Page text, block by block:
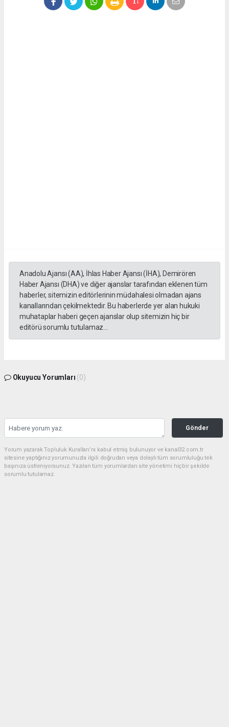
Anadolu Ajansı (AA), İhlas Haber Ajansı (İHA), Demirören
Haber Ajansı (DHA) ve diğer ajanslar tarafından eklenen tüm
haberler, sitemizin editörlerinin müdahalesi olmadan ajans
kanallarından çekilmektedir. Bu haberlerde yer alan hukuki
muhataplar haberi geçen ajanslar olup sitemizin hiç bir
editörü sorumlu tutulamaz...
Okuyucu Yorumları (0)
Gönder
Yorum yazarak Topluluk Kuralları’nı kabul etmiş bulunuyor ve kanal32.com.tr
sitesine yaptığınız yorumunuzla ilgili doğrudan veya dolaylı tüm sorumluluğu tek
başınıza üstleniyorsunuz. Yazılan tüm yorumlardan site yönetimi hiçbir şekilde
sorumlu tutulamaz.